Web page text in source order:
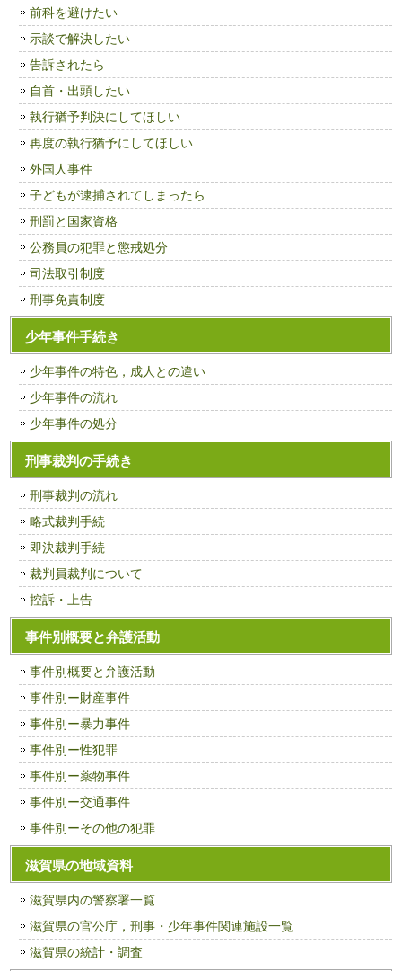
前科を避けたい
示談で解決したい
告訴されたら
自首・出頭したい
執行猶予判決にしてほしい
再度の執行猶予にしてほしい
外国人事件
子どもが逮捕されてしまったら
刑罰と国家資格
公務員の犯罪と懲戒処分
司法取引制度
刑事免責制度
少年事件手続き
少年事件の特色，成人との違い
少年事件の流れ
少年事件の処分
刑事裁判の手続き
刑事裁判の流れ
略式裁判手続
即決裁判手続
裁判員裁判について
控訴・上告
事件別概要と弁護活動
事件別概要と弁護活動
事件別ー財産事件
事件別ー暴力事件
事件別ー性犯罪
事件別ー薬物事件
事件別ー交通事件
事件別ーその他の犯罪
滋賀県の地域資料
滋賀県内の警察署一覧
滋賀県の官公庁，刑事・少年事件関連施設一覧
滋賀県の統計・調査